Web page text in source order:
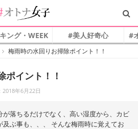
ング・WEEK #美人好奇心 #
梅雨時の水回りお掃除ポイント！！
ポイント！！
2018年6月22日
落ちるだけでなく、高い湿度から、カビ
ぶ事も、、、 そんな梅雨時に覚えてお